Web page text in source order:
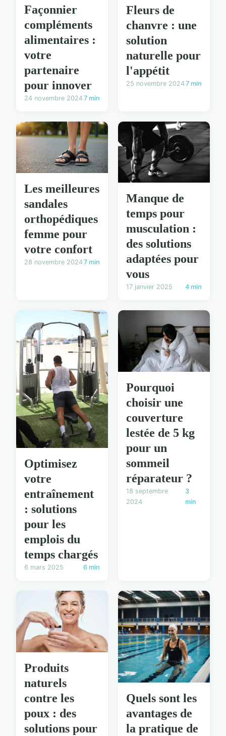
Façonnier
compléments
alimentaires :
votre
partenaire
pour innover
24 novembre 20247 min
Fleurs de
chanvre : une
solution
naturelle pour
l'appétit
25 novembre 20247 min
Les meilleures
sandales
orthopédiques
femme pour
votre confort
28 novembre 20247 min
Manque de
temps pour
musculation :
des solutions
adaptées pour
vous
17 janvier 2025 4 min
Optimisez
votre
entraînement
: solutions
pour les
emplois du
temps chargés
6 mars 2025 6 min
Pourquoi
choisir une
couverture
lestée de 5 kg
pour un
sommeil
réparateur ?
18 septembre
2024
3
min
Produits
naturels
contre les
poux : des
solutions pour
Quels sont les
avantages de
la pratique de